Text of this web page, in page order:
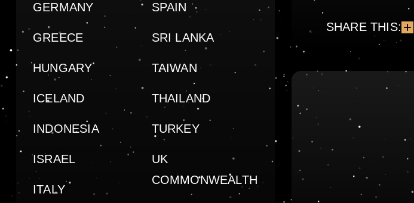
GERMANY
GREECE
HUNGARY
ICELAND
INDONESIA
ISRAEL
ITALY
SPAIN
SRI LANKA
TAIWAN
THAILAND
TURKEY
UK
COMMONWEALTH
SHARE THIS: